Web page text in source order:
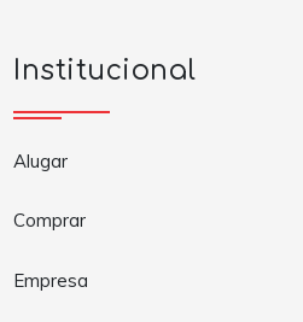
Institucional
Alugar
Comprar
Empresa